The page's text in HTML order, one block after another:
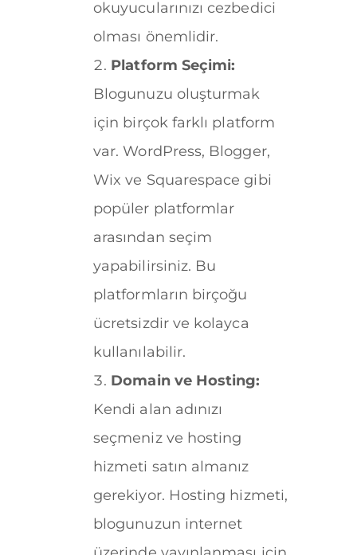
okuyucularınızı cezbedici
olması önemlidir.
Platform Seçimi:
Blogunuzu oluşturmak
için birçok farklı platform
var. WordPress, Blogger,
Wix ve Squarespace gibi
popüler platformlar
arasından seçim
yapabilirsiniz. Bu
platformların birçoğu
ücretsizdir ve kolayca
kullanılabilir.
Domain ve Hosting:
Kendi alan adınızı
seçmeniz ve hosting
hizmeti satın almanız
gerekiyor. Hosting hizmeti,
blogunuzun internet